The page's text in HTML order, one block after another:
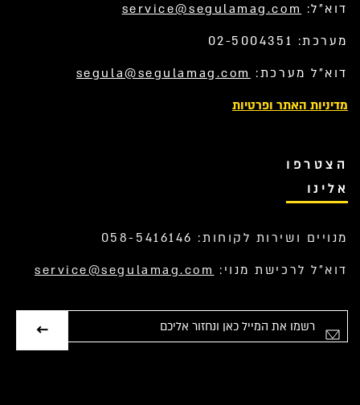
דוא”ל: service@segulamag.com
מערכת: 02-5004351
דוא”ל מערכת: segula@segulamag.com
מדיניות האתר ופרטיות
הצטרפו
אלינו
מנויים ושירות לקוחות: 058-5416146
דוא”ל לרכישת מנוי: service@segulamag.com
אימייל